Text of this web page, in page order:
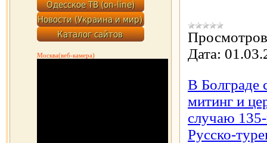
Москва(веб-камера)
Дата:
В Болграде
митинг и
случаю
Русско-